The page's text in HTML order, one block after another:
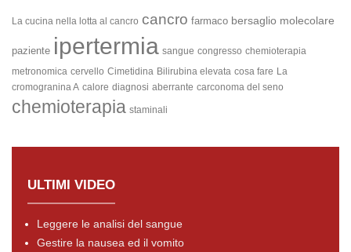
La cucina nella lotta al cancro cancro farmaco bersaglio molecolare
paziente ipertermia sangue congresso chemioterapia
metronomica cervello Cimetidina Bilirubina elevata cosa fare La
cromogranina A calore diagnosi aberrante carconoma del seno
chemioterapia staminali
ULTIMI VIDEO
Leggere le analisi del sangue
Gestire la nausea ed il vomito